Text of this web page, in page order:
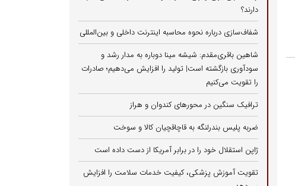
دارند؟
شفاف‌سازی درباره نحوه محاسبه اینترنت داخلی و بین‌المللی
شاهین باقری‌مقدم: شیشه مینا دوباره به مدار رشد و
سودآوری بازگشته است| تولید را افزایش می‌دهیم؛ صادرات
را تقویت می‌کنیم
ترافیک سنگین در محورهای کندوان و هراز
ضربه پلیس بندرلنگه به قاچاقچیان کالا و سوخت
ژاپن استقلال خود را در برابر آمریکا از دست داده است
تقویت آموزش پزشکی، کیفیت خدمات سلامت را افزایش